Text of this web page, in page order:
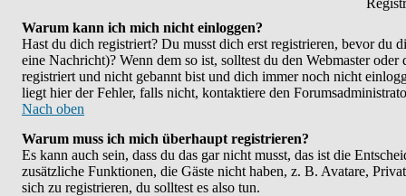
Warum kann ich mich nicht einloggen?
Hast du dich registriert? Du musst dich erst registrieren, bevor du
eine Nachricht)? Wenn dem so ist, solltest du den Webmaster
registriert und nicht gebannt bist und dich immer noch nicht
liegt hier der Fehler, falls nicht, kontaktiere den
Nach oben
Warum muss ich mich überhaupt registrieren?
Es kann auch sein, dass du das gar nicht musst, das ist die
zusätzliche Funktionen, die Gäste nicht haben, z. B. Avatare,
sich zu registrieren, du solltest es also tun.